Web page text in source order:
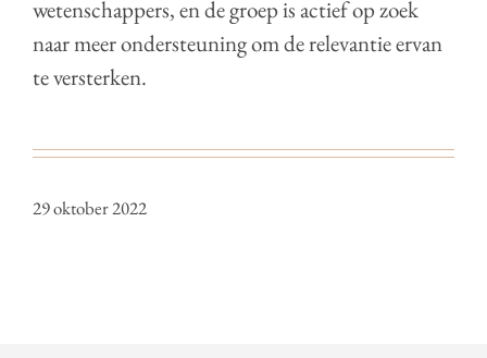
wetenschappers, en de groep is actief op zoek
naar meer ondersteuning om de relevantie ervan
te versterken.
29 oktober 2022